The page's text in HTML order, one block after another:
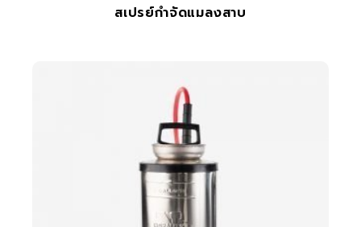
สเปรย์กำจัดแมลงสาบ